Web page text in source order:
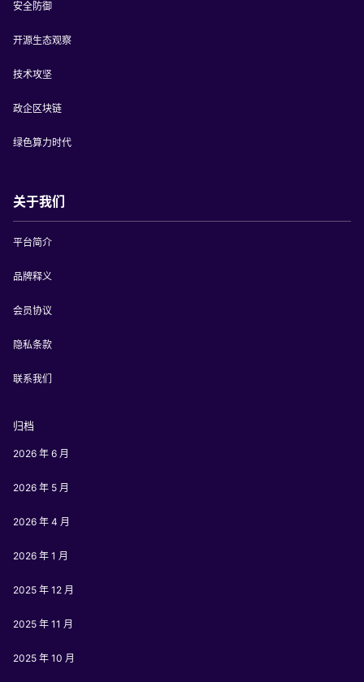
安全防御
开源生态观察
技术攻坚
政企区块链
绿色算力时代
关于我们
平台简介
品牌释义
会员协议
隐私条款
联系我们
归档
2026 年 6 月
2026 年 5 月
2026 年 4 月
2026 年 1 月
2025 年 12 月
2025 年 11 月
2025 年 10 月